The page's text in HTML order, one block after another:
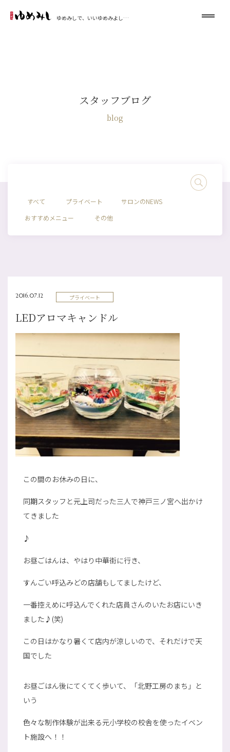
ゆめみしで、いいゆめみよし…
スタッフブログ
blog
すべて プライベート
サロンのNEWS
おすすめメニュー
その他
2016.07.12 プライベート
LEDアロマキャンドル
この間のお休みの日に、
同期スタッフと元上司だった三人で神戸三ノ宮へ出かけ
てきました
♪
お昼ごはんは、やはり中華街に行き、
すんごい呼込みどの店舗もしてましたけど、
一番控えめに呼込んでくれた店員さんのいたお店にいき
ました♪(笑)
この日はかなり暑くて店内が涼しいので、それだけで天
国でした
お昼ごはん後にてくてく歩いて、「北野工房のまち」と
いう
色々な制作体験が出来る元小学校の校舎を使ったイベン
ト施設へ！！